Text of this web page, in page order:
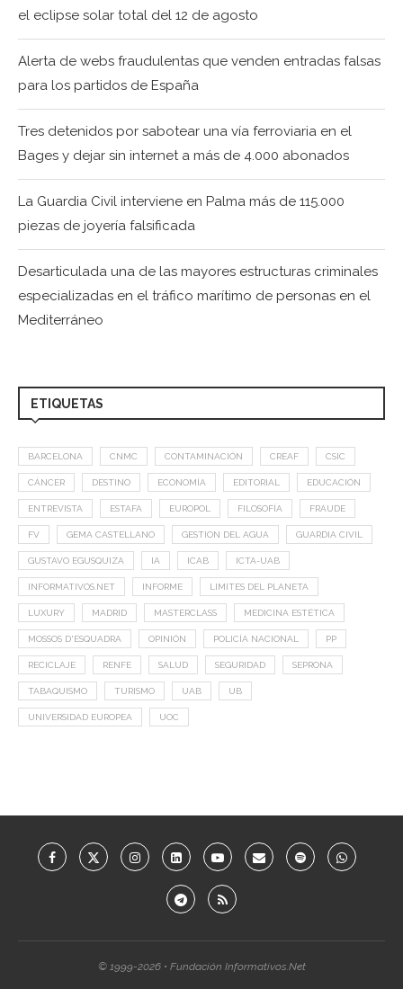
el eclipse solar total del 12 de agosto
Alerta de webs fraudulentas que venden entradas falsas
para los partidos de España
Tres detenidos por sabotear una vía ferroviaria en el
Bages y dejar sin internet a más de 4.000 abonados
La Guardia Civil interviene en Palma más de 115.000
piezas de joyería falsificada
Desarticulada una de las mayores estructuras criminales
especializadas en el tráfico marítimo de personas en el
Mediterráneo
ETIQUETAS
BARCELONA CNMC CONTAMINACIÓN CREAF CSIC
CÁNCER DESTINO ECONOMÍA EDITORIAL EDUCACIÓN
ENTREVISTA ESTAFA EUROPOL FILOSOFÍA FRAUDE
FV GEMA CASTELLANO GESTION DEL AGUA GUARDIA CIVIL
GUSTAVO EGUSQUIZA IA ICAB ICTA-UAB
INFORMATIVOS.NET INFORME LIMITES DEL PLANETA
LUXURY MADRID MASTERCLASS MEDICINA ESTÉTICA
MOSSOS D'ESQUADRA OPINIÓN POLICÍA NACIONAL PP
RECICLAJE RENFE SALUD SEGURIDAD SEPRONA
TABAQUISMO TURISMO UAB UB
UNIVERSIDAD EUROPEA UOC
© 1999-2026 • Fundación Informativos.Net